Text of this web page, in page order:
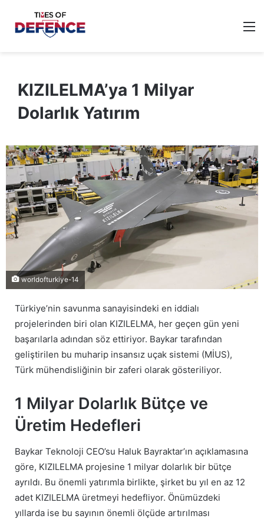
KIZILELMA’ya 1 Milyar
Dolarlık Yatırım
worldofturkiye-14
Türkiye’nin savunma sanayisindeki en iddialı
projelerinden biri olan KIZILELMA, her geçen gün yeni
başarılarla adından söz ettiriyor. Baykar tarafından
geliştirilen bu muharip insansız uçak sistemi (MİUS),
Türk mühendisliğinin bir zaferi olarak gösteriliyor.
1 Milyar Dolarlık Bütçe ve
Üretim Hedefleri
Baykar Teknoloji CEO’su Haluk Bayraktar’ın açıklamasına
göre, KIZILELMA projesine 1 milyar dolarlık bir bütçe
ayrıldı. Bu önemli yatırımla birlikte, şirket bu yıl en az 12
adet KIZILELMA üretmeyi hedefliyor. Önümüzdeki
yıllarda ise bu sayının önemli ölçüde artırılması